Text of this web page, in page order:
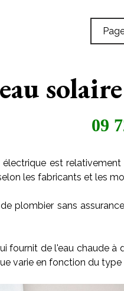
09
est
les fabricants et les
plombier sans
fournit de l'eau chaude
varie en fonction du